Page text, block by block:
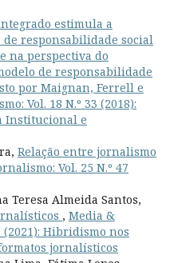
estimula a
de responsabilidade social
na perspectiva do
de responsabilidade
por Maignan, Ferrell e
Vol. 18 N.º 33 (2018):
Institucional e
Relação entre jornalismo
Vol. 25 N.º 47
Teresa Almeida Santos,
, Media &
(2021): Hibridismo nos
jornalísticos